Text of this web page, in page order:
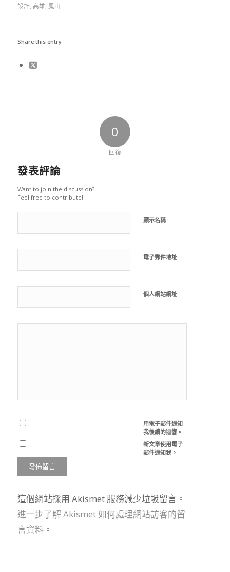
設計 高雄 鳳山
Share this entry
0
回復
發表評論
Want to join the discussion?
Feel free to contribute!
顯示名稱
電子郵件地址
個人網站網址
用電子郵件通知
我後續的迴響。
新文章使用電子
郵件通知我。
這個網站採用 Akismet 服務減少垃圾留言。
進一步了解 Akismet 如何處理網站訪客的留
言資料。